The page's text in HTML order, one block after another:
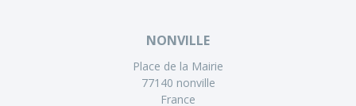
NONVILLE
Place de la Mairie
77140 nonville
France